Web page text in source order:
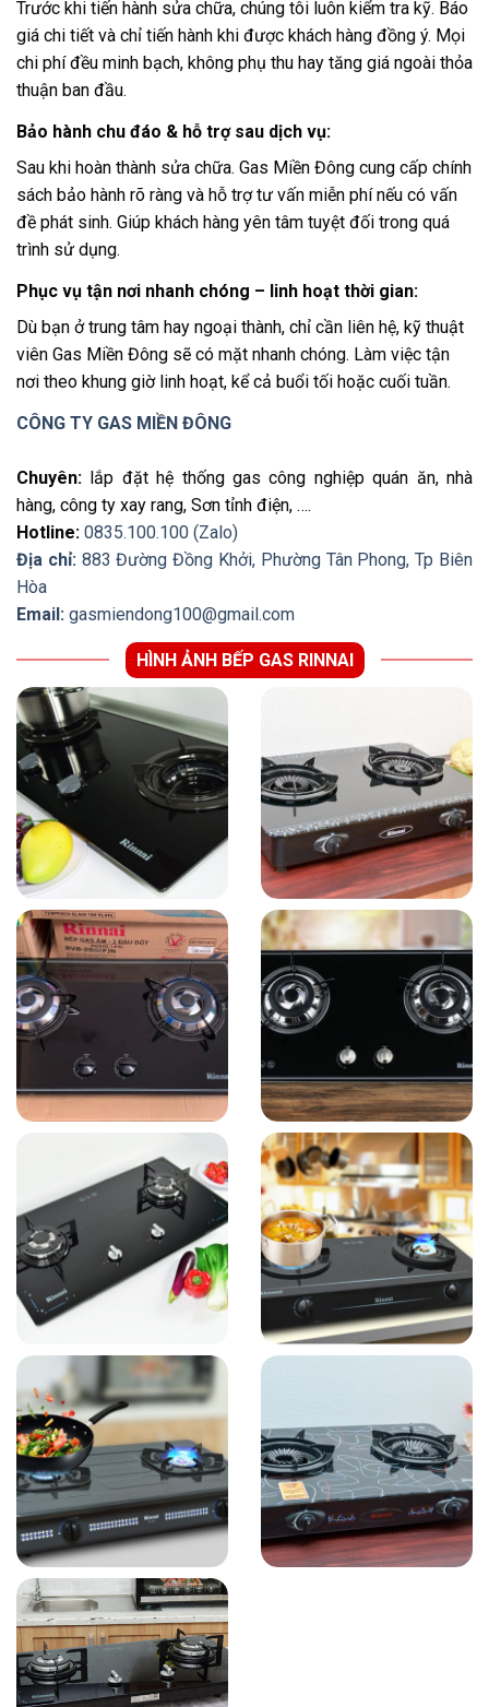
Trước khi tiến hành sửa chữa, chúng tôi luôn kiểm tra kỹ. Báo
giá chi tiết và chỉ tiến hành khi được khách hàng đồng ý. Mọi
chi phí đều minh bạch, không phụ thu hay tăng giá ngoài thỏa
thuận ban đầu.
Bảo hành chu đáo & hỗ trợ sau dịch vụ:
Sau khi hoàn thành sửa chữa. Gas Miền Đông cung cấp chính
sách bảo hành rõ ràng và hỗ trợ tư vấn miễn phí nếu có vấn
đề phát sinh. Giúp khách hàng yên tâm tuyệt đối trong quá
trình sử dụng.
Phục vụ tận nơi nhanh chóng – linh hoạt thời gian:
Dù bạn ở trung tâm hay ngoại thành, chỉ cần liên hệ, kỹ thuật
viên Gas Miền Đông sẽ có mặt nhanh chóng. Làm việc tận
nơi theo khung giờ linh hoạt, kể cả buổi tối hoặc cuối tuần.
CÔNG TY GAS MIỀN ĐÔNG
Chuyên: lắp đặt hệ thống gas công nghiệp quán ăn, nhà
hàng, công ty xay rang, Sơn tỉnh điện, ….
Hotline: 0835.100.100 (Zalo)
Địa chỉ: 883 Đường Đồng Khởi, Phường Tân Phong, Tp Biên
Hòa
Email: gasmiendong100@gmail.com
HÌNH ẢNH BẾP GAS RINNAI